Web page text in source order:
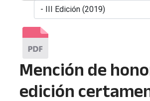
Mención de
edición